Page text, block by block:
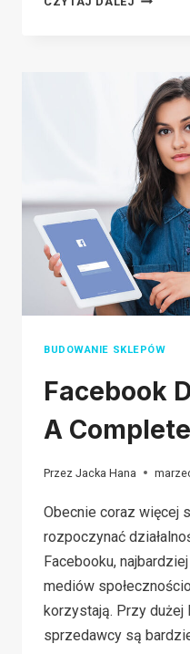
ZMIANY
NAZWY
SKLEPU
ETSY
BUDOWANIE SKLEPÓW
Facebook
A
Przez Jacka Hana
Obecnie coraz więcej
rozpoczynać
Facebooku,
mediów
korzystają. Przy
sprzedawcy są